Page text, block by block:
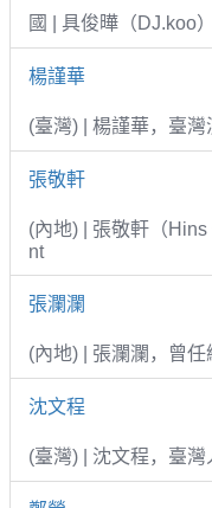
國 | 具俊曄（DJ.koo）
楊謹華
(臺灣) | 楊謹華，臺
張敬軒
(內地) | 張敬軒（
nt
張瀾瀾
(內地) | 張瀾瀾，曾任
沈文程
(臺灣) | 沈文程，臺灣